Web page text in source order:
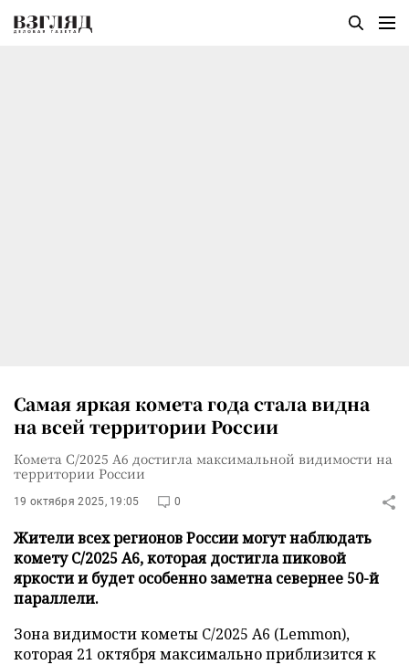
Самая яркая комета года стала видна
на всей территории России
Комета C/2025 A6 достигла максимальной видимости на
территории России
19 октября 2025, 19:05 0
Жители всех регионов России могут наблюдать
комету C/2025 A6, которая достигла пиковой
яркости и будет особенно заметна севернее 50-й
параллели.
Зона видимости кометы C/2025 A6 (Lemmon),
которая 21 октября максимально приблизится к